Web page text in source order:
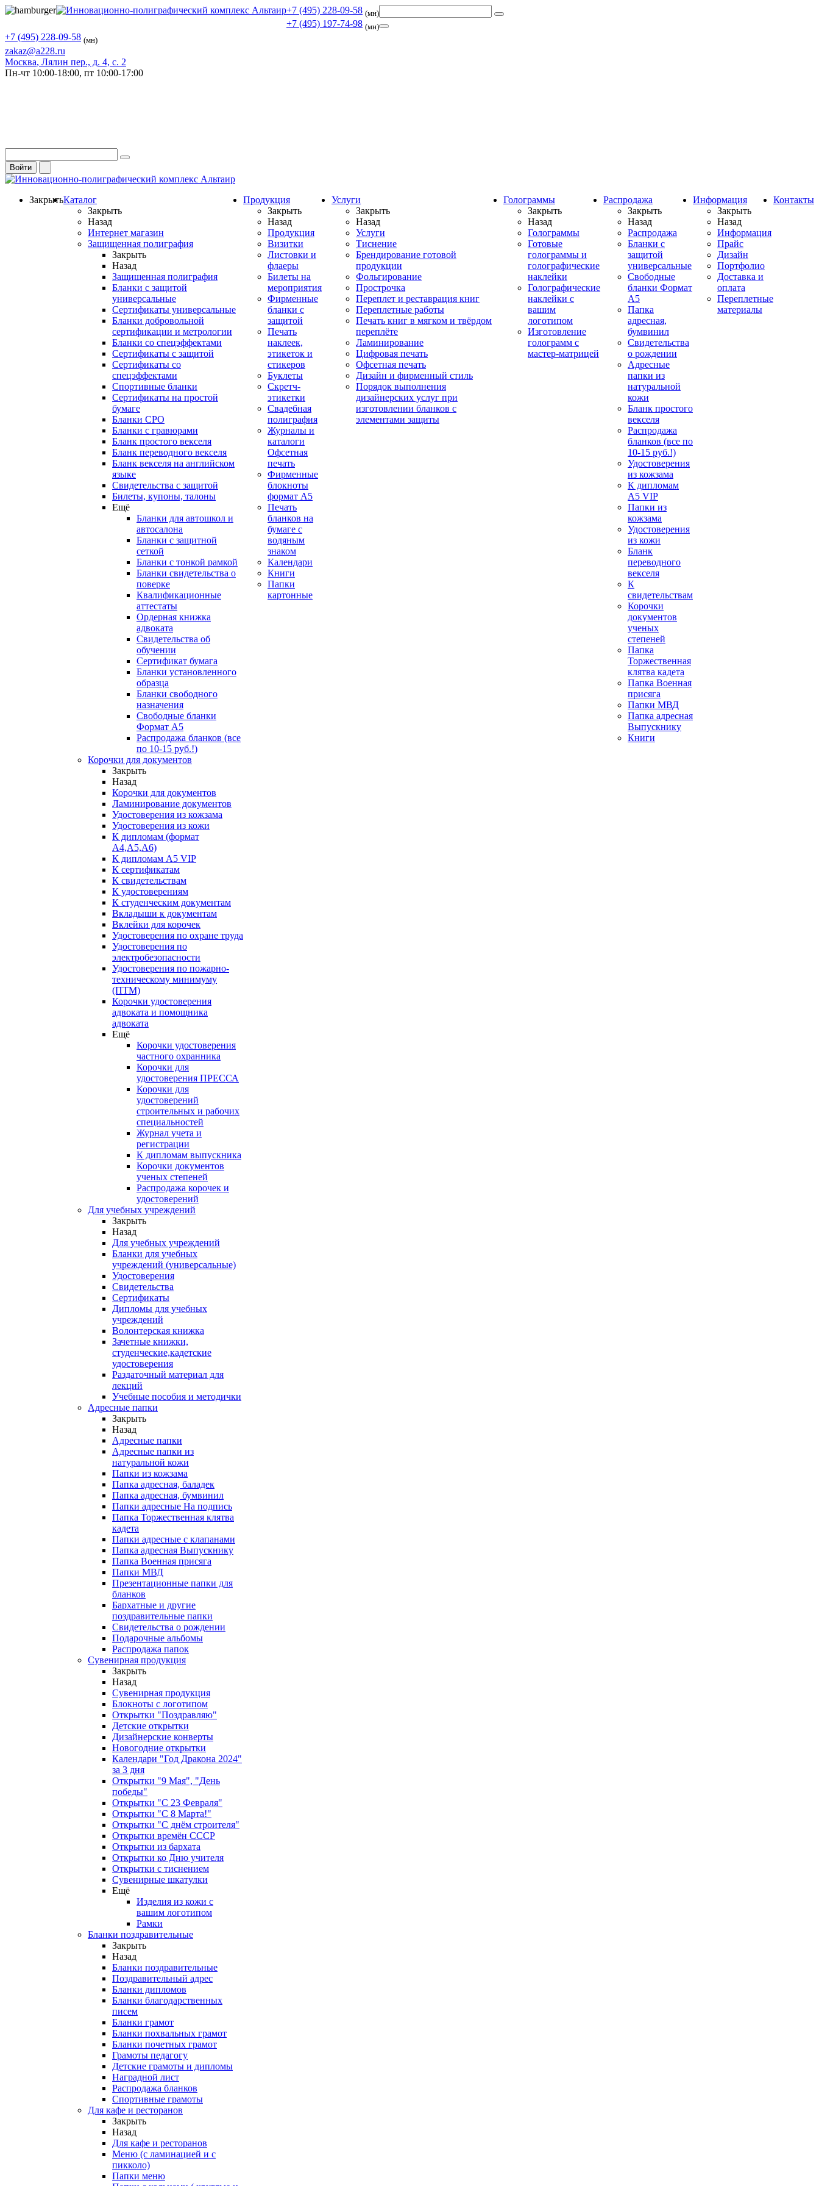
+7 (495) 228-09-58 (мн)
+7 (495) 197-74-98 (мн)
+7 (495) 228-09-58 (мн)
zakaz@a228.ru
Москва, Лялин пер., д. 4, с. 2
Пн-чт 10:00-18:00, пт 10:00-17:00
Войти
ЗакрытьКаталог
Закрыть
Назад
Интернет магазин
Защищенная полиграфия
Закрыть
Назад
Защищенная полиграфия
Бланки с защитой
универсальные
Сертификаты универсальные
Бланки добровольной
сертификации и метрологии
Бланки со спецэффектами
Сертификаты с защитой
Сертификаты со
спецэффектами
Спортивные бланки
Cертификаты на простой
бумаге
Бланки СРО
Бланки с гравюрами
Бланк простого векселя
Бланк переводного векселя
Бланк векселя на английском
языке
Свидетельства с защитой
Билеты, купоны, талоны
Ещё
Бланки для автошкол и
автосалона
Бланки с защитной
сеткой
Бланки с тонкой рамкой
Бланки свидетельства о
поверке
Квалификационные
аттестаты
Ордерная книжка
адвоката
Свидетельства об
обучении
Сертификат бумага
Бланки установленного
образца
Бланки свободного
назначения
Свободные бланки
Формат А5
Распродажа бланков (все
по 10-15 руб.!)
Корочки для документов
Закрыть
Назад
Корочки для документов
Ламинирование документов
Удостоверения из кожзама
Удостоверения из кожи
К дипломам (формат
А4,А5,А6)
К дипломам А5 VIP
К сертификатам
К свидетельствам
К удостоверениям
К студенческим документам
Вкладыши к документам
Вклейки для корочек
Удостоверения по охране труда
Удостоверения по
электробезопасности
Удостоверения по пожарно-
техническому минимуму
(ПТМ)
Корочки удостоверения
адвоката и помощника
адвоката
Ещё
Корочки удостоверения
частного охранника
Корочки для
удостоверения ПРЕССА
Корочки для
удостоверений
строительных и рабочих
специальностей
Журнал учета и
регистрации
К дипломам выпускника
Корочки документов
ученых степеней
Распродажа корочек и
удостоверений
Для учебных учреждений
Закрыть
Назад
Для учебных учреждений
Бланки для учебных
учреждений (универсальные)
Удостоверения
Свидетельства
Сертификаты
Дипломы для учебных
учреждений
Волонтерская книжка
Зачетные книжки,
студенческие,кадетские
удостоверения
Раздаточный материал для
лекций
Учебные пособия и методички
Адресные папки
Закрыть
Назад
Адресные папки
Адресные папки из
натуральной кожи
Папки из кожзама
Папка адресная, баладек
Папка адресная, бумвинил
Папки адресные На подпись
Папка Торжественная клятва
кадета
Папки адресные с клапанами
Папка адресная Выпускнику
Папка Военная присяга
Папки МВД
Презентационные папки для
бланков
Бархатные и другие
поздравительные папки
Свидетельства о рождении
Подарочные альбомы
Распродажа папок
Сувенирная продукция
Закрыть
Назад
Сувенирная продукция
Блокноты с логотипом
Открытки "Поздравляю"
Детские открытки
Дизайнерские конверты
Новогодние открытки
Календари "Год Дракона 2024"
за 3 дня
Открытки "9 Мая", "День
победы"
Открытки "С 23 Февраля"
Открытки "С 8 Марта!"
Открытки "С днём строителя"
Открытки времён СССР
Открытки из бархата
Открытки ко Дню учителя
Открытки с тиснением
Сувенирные шкатулки
Ещё
Изделия из кожи с
вашим логотипом
Рамки
Бланки поздравительные
Закрыть
Назад
Бланки поздравительные
Поздравительный адрес
Бланки дипломов
Бланки благодарственных
писем
Бланки грамот
Бланки похвальных грамот
Бланки почетных грамот
Грамоты педагогу
Детские грамоты и дипломы
Наградной лист
Распродажа бланков
Спортивные грамоты
Для кафе и ресторанов
Закрыть
Назад
Для кафе и ресторанов
Меню (с ламинацией и с
пикколо)
Папки меню
Продукция
Закрыть
Назад
Продукция
Визитки
Листовки и
флаеры
Билеты на
мероприятия
Фирменные
бланки с
защитой
Печать
наклеек,
этикеток и
стикеров
Буклеты
Скретч-
этикетки
Свадебная
полиграфия
Журналы и
каталоги
Офсетная
печать
Фирменные
блокноты
формат А5
Печать
бланков на
бумаге с
водяным
знаком
Календари
Книги
Папки
картонные
Услуги
Закрыть
Назад
Услуги
Тиснение
Брендирование готовой
продукции
Фольгирование
Прострочка
Переплет и реставрация книг
Переплетные работы
Печать книг в мягком и твёрдом
переплёте
Ламинирование
Цифровая печать
Офсетная печать
Дизайн и фирменный стиль
Порядок выполнения
дизайнерских услуг при
изготовлении бланков с
элементами защиты
Голограммы
Закрыть
Назад
Голограммы
Готовые
голограммы и
голографические
наклейки
Голографические
наклейки с
вашим
логотипом
Изготовление
голограмм с
мастер-матрицей
Распродажа
Закрыть
Назад
Распродажа
Бланки с
защитой
универсальные
Свободные
бланки Формат
А5
Папка
адресная,
бумвинил
Свидетельства
о рождении
Адресные
папки из
натуральной
кожи
Бланк простого
векселя
Распродажа
бланков (все по
10-15 руб.!)
Удостоверения
из кожзама
К дипломам
А5 VIP
Папки из
кожзама
Удостоверения
из кожи
Бланк
переводного
векселя
К
свидетельствам
Корочки
документов
ученых
степеней
Папка
Торжественная
клятва кадета
Папка Военная
присяга
Папки МВД
Папка адресная
Выпускнику
Книги
Информация
Закрыть
Назад
Информация
Прайс
Дизайн
Портфолио
Доставка и
оплата
Переплетные
материалы
Контакты